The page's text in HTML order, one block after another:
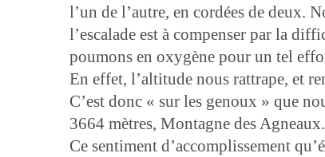
l’un de l’autre, en cordées de deux.
l’escalade est à compenser par la
poumons en oxygène pour un tel
En effet, l’altitude nous rattrape, et
C’est donc « sur les genoux » que
3664 mètres, Montagne des
Ce sentiment d’accomplissement